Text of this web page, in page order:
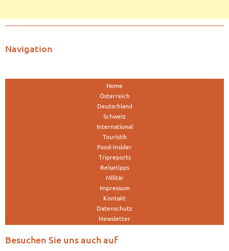
Navigation
Home
Österreich
Deutschland
Schweiz
International
Touristik
Food-Insider
Tripreports
Reisetipps
Militär
Impressum
Kontakt
Datenschutz
Newsletter
Besuchen Sie uns auch auf